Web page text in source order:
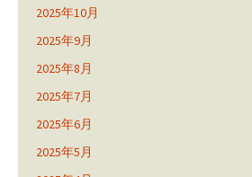
2025年10月
2025年9月
2025年8月
2025年7月
2025年6月
2025年5月